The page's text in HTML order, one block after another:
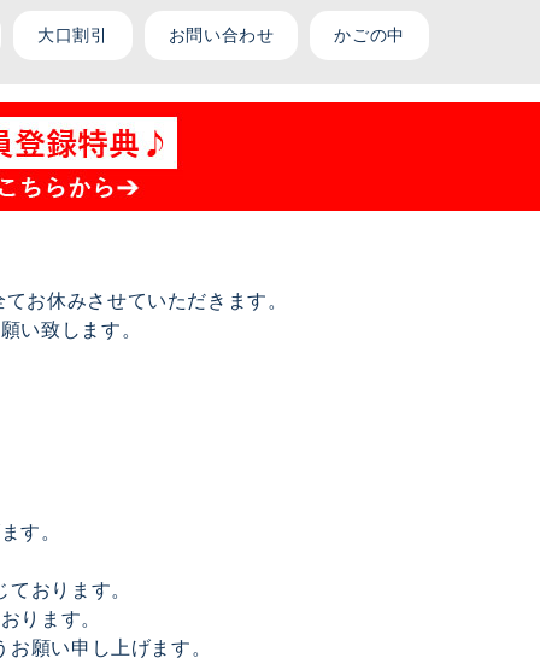
大口割引 お問い合わせ かごの中
お休みさせていただきます。
い致します。
す。
おります。
ります。
願い申し上げます。